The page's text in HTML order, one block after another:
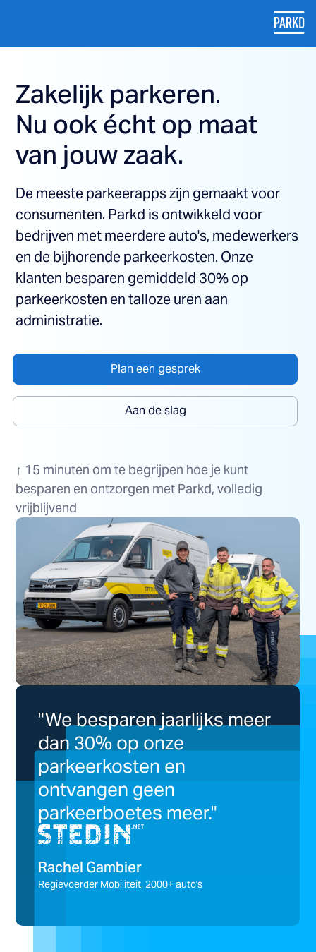
Zakelijk parkeren.
Nu ook écht op maat
van jouw zaak.
De meeste parkeerapps zijn gemaakt voor
consumenten. Parkd is ontwikkeld voor
bedrijven met meerdere auto's, medewerkers
en de bijhorende parkeerkosten. Onze
klanten besparen gemiddeld 30% op
parkeerkosten en talloze uren aan
administratie.
Plan een gesprek
Aan de slag
↑ 15 minuten om te begrijpen hoe je kunt
besparen en ontzorgen met Parkd, volledig
vrijblijvend
"We besparen jaarlijks meer
dan 30% op onze
parkeerkosten en
ontvangen geen
parkeerboetes meer."
Rachel Gambier
Regievoerder Mobiliteit, 2000+ auto's